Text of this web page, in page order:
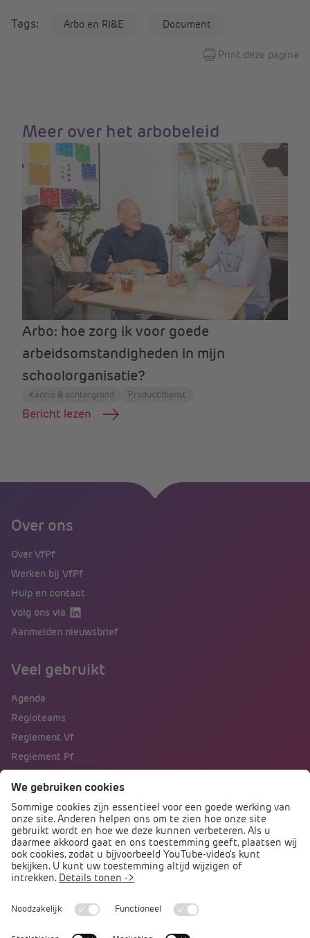
Tags: Arbo en RI&E Document
Print deze pagina
Meer over het arbobeleid
Arbo: hoe zorg ik voor goede
arbeidsomstandigheden in mijn
schoolorganisatie?
Kennis & achtergrond Product/dienst
Bericht lezen
Over ons
Over VfPf
Werken bij VfPf
Hulp en contact
Volg ons via
Aanmelden nieuwsbrief
Veel gebruikt
Agenda
Regioteams
Reglement Vf
Reglement Pf
Direct naar
Podcast PO praat
Arbocatalogus PO
Arbomeester